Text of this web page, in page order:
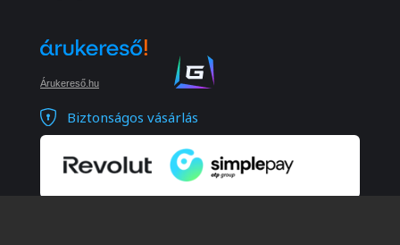
Árukereső.hu
Biztonságos vásárlás